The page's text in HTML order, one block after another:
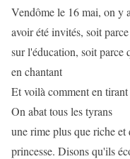
Vendôme le 16 mai, on y
avoir été invités, soit
sur l'éducation, soit
en chantant
Et voilà comment en tirant
On abat tous les tyrans
une rime plus que riche
princesse. Disons qu'ils